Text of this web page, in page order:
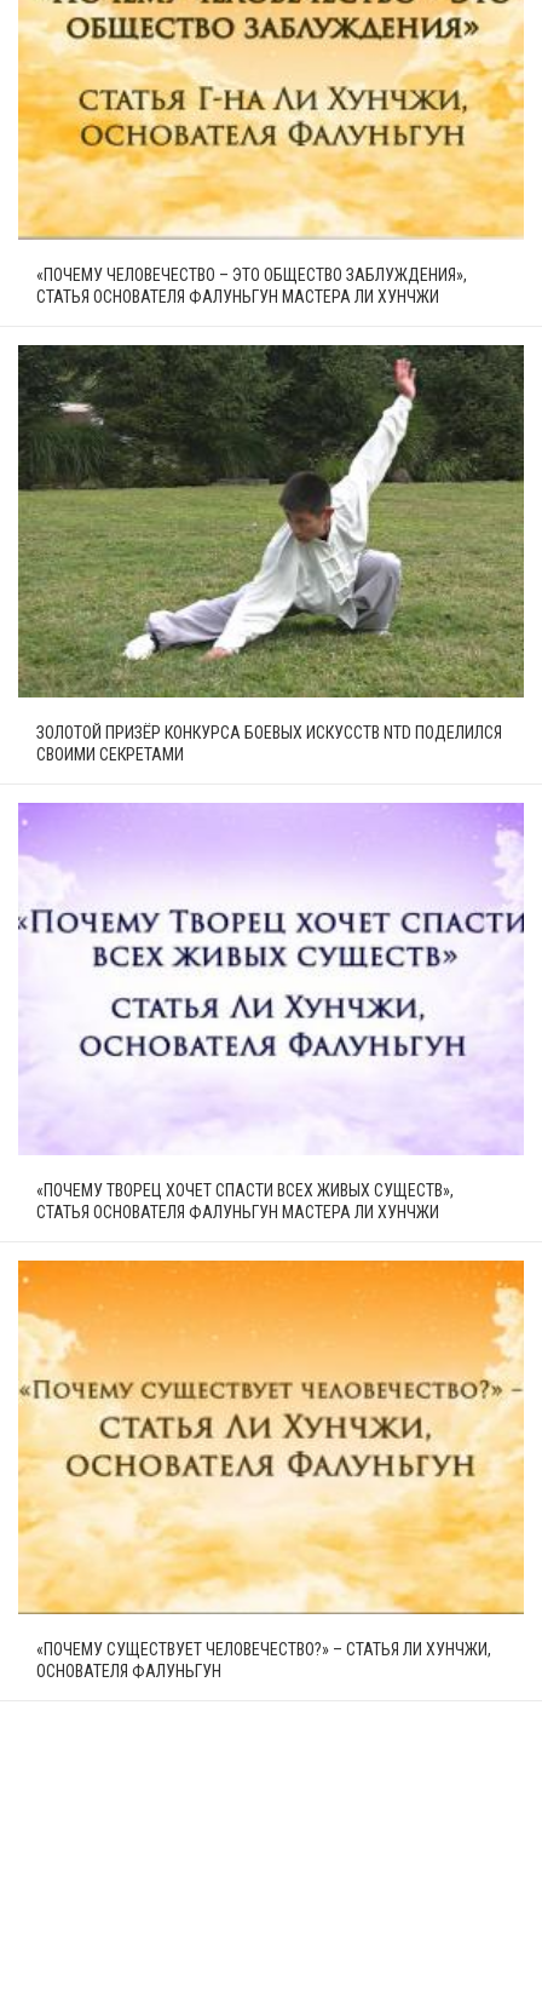
«ПОЧЕМУ ЧЕЛОВЕЧЕСТВО – ЭТО ОБЩЕСТВО ЗАБЛУЖДЕНИЯ»,
СТАТЬЯ ОСНОВАТЕЛЯ ФАЛУНЬГУН МАСТЕРА ЛИ ХУНЧЖИ
ЗОЛОТОЙ ПРИЗЁР КОНКУРСА БОЕВЫХ ИСКУССТВ NTD ПОДЕЛИЛСЯ
СВОИМИ СЕКРЕТАМИ
«ПОЧЕМУ ТВОРЕЦ ХОЧЕТ СПАСТИ ВСЕХ ЖИВЫХ СУЩЕСТВ»,
СТАТЬЯ ОСНОВАТЕЛЯ ФАЛУНЬГУН МАСТЕРА ЛИ ХУНЧЖИ
«ПОЧЕМУ СУЩЕСТВУЕТ ЧЕЛОВЕЧЕСТВО?» – СТАТЬЯ ЛИ ХУНЧЖИ,
ОСНОВАТЕЛЯ ФАЛУНЬГУН